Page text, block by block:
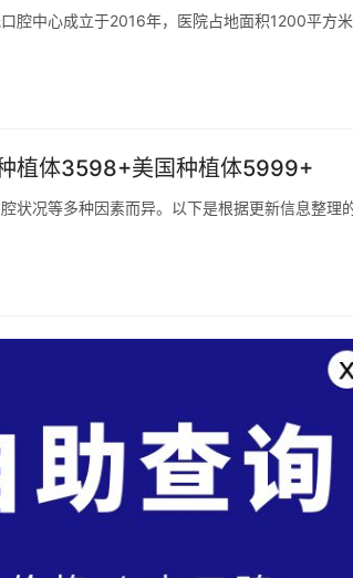
腔中心成立于2016年，医院占地面积1200平方
植体3598+美国种植体5999+
状况等多种因素而异。以下是根据更新信息整理